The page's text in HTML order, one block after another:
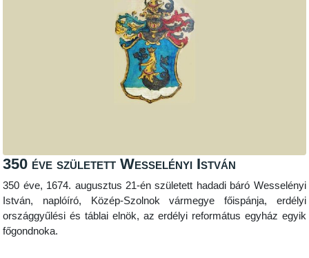
350 éve született Wesselényi István
350 éve, 1674. augusztus 21-én született hadadi báró Wesselényi
István, naplóíró, Közép-Szolnok vármegye főispánja, erdélyi
országgyűlési és táblai elnök, az erdélyi református egyház egyik
főgondnoka.